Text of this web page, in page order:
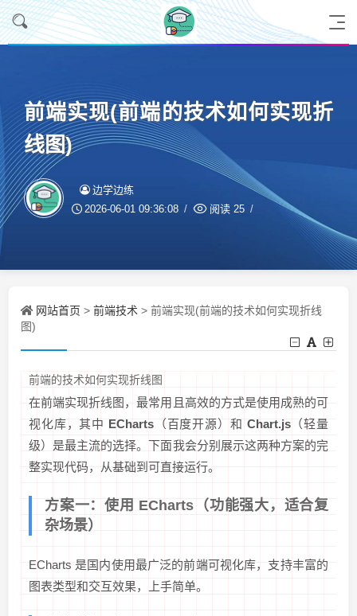
前端实现(前端的技术如何实现折
线图)
边学边练
2026-06-01 09:36:08 阅读 25
网站首页 > 前端技术 > 前端实现(前端的技术如何实现折线
图)
前端的技术如何实现折线图
在前端实现折线图，最常用且高效的方式是使用成熟的可
视化库，其中 ECharts（百度开源）和 Chart.js（轻量
级）是最主流的选择。下面我会分别展示这两种方案的完
整实现代码，从基础到可直接运行。
方案一：使用 ECharts（功能强大，适合复
杂场景）
ECharts 是国内使用最广泛的前端可视化库，支持丰富的
图表类型和交互效果，上手简单。